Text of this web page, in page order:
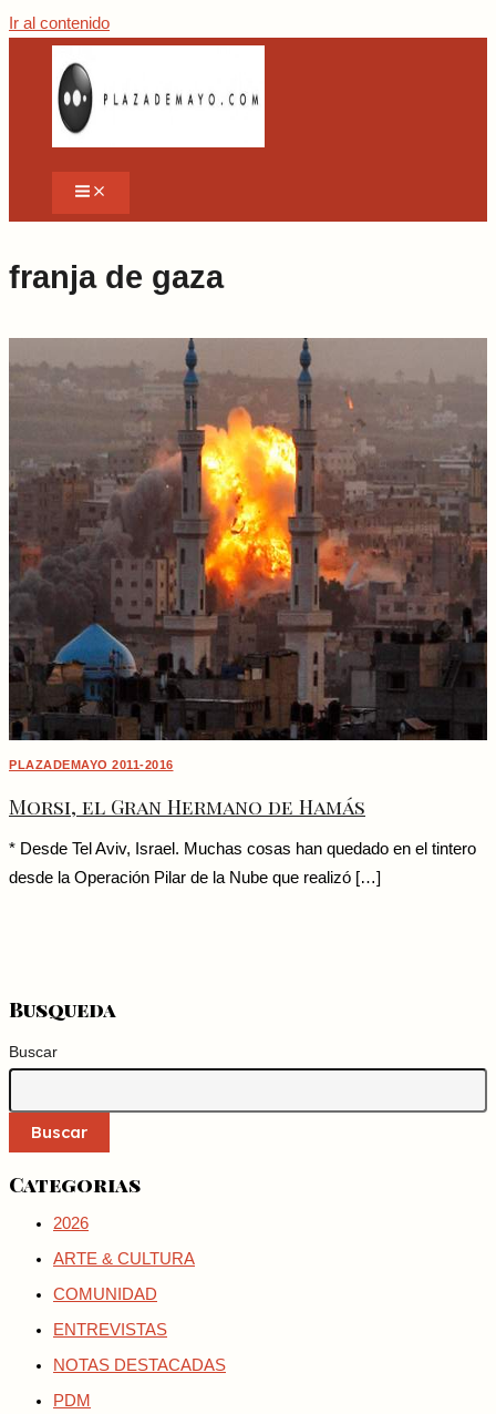
Ir al contenido
franja de gaza
PLAZADEMAYO 2011-2016
Morsi, el Gran Hermano de Hamás
* Desde Tel Aviv, Israel. Muchas cosas han quedado en el tintero
desde la Operación Pilar de la Nube que realizó […]
Busqueda
Buscar
Buscar
Categorias
2026
ARTE & CULTURA
COMUNIDAD
ENTREVISTAS
NOTAS DESTACADAS
PDM